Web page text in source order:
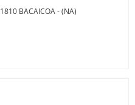
BACAICOA - (NA)